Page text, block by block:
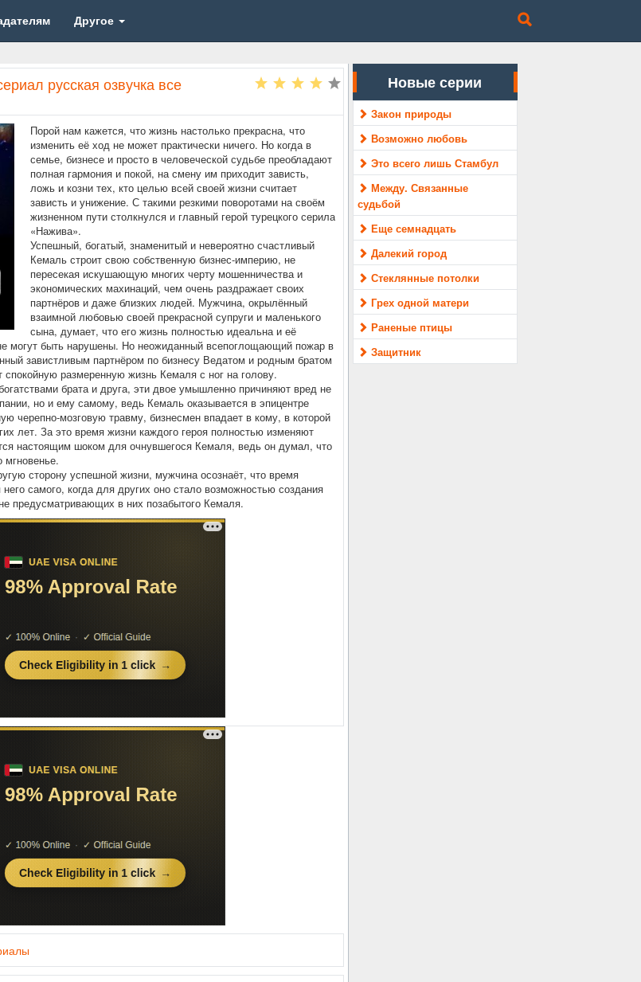
Другое
русская озвучка все
Порой нам кажется, что жизнь настолько прекрасна, что
изменить её ход не может практически ничего. Но когда в
семье, бизнесе и просто в человеческой судьбе преобладают
полная гармония и покой, на смену им приходит зависть,
ложь и козни тех, кто целью всей своей жизни считает
зависть и унижение. С такими резкими поворотами на своём
жизненном пути столкнулся и главный герой турецкого серила
«Нажива».
Успешный, богатый, знаменитый и невероятно счастливый
Кемаль строит свою собственную бизнес-империю, не
пересекая искушающую многих черту мошенничества и
экономических махинаций, чем очень раздражает своих
партнёров и даже близких людей. Мужчина, окрылённый
взаимной любовью своей прекрасной супруги и маленького
сына, думает, что его жизнь полностью идеальна и её
могут быть нарушены. Но неожиданный всепоглощающий пожар в
завистливым партнёром по бизнесу Ведатом и родным братом
спокойную размеренную жизнь Кемаля с ног на голову.
брата и друга, эти двое умышленно причиняют вред не
но и ему самому, ведь Кемаль оказывается в эпицентре
черепно-мозговую травму, бизнесмен впадает в кому, в которой
лет. За это время жизни каждого героя полностью изменяют
настоящим шоком для очнувшегося Кемаля, ведь он думал, что
сторону успешной жизни, мужчина осознаёт, что время
самого, когда для других оно стало возможностью создания
предусматривающих в них позабытого Кемаля.
Новые серии
Закон природы
Возможно любовь
Это всего лишь Стамбул
Между. Связанные
судьбой
Еще семнадцать
Далекий город
Стеклянные потолки
Грех одной матери
Раненые птицы
Защитник